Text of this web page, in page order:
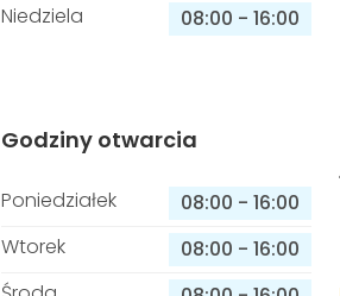
Niedziela
08:00 - 16:00
Godziny otwarcia
Poniedziałek 08:00 - 16:00
Wtorek
08:00 - 16:00